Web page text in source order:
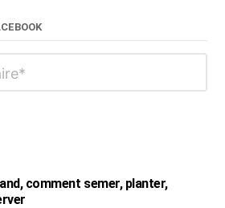
comment semer, planter,